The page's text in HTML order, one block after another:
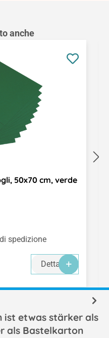
anche
50x70 cm, verde
spedizione
Dettagli
ist etwas stärker als
als Bastelkarton